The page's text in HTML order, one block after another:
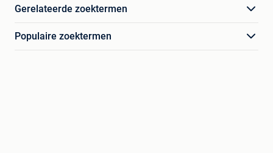
Gerelateerde zoektermen
Populaire zoektermen